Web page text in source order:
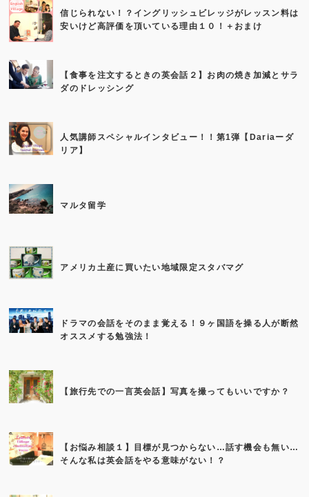
信じられない！？イングリッシュビレッジがレッスン料は
安いけど高評価を頂いている理由１０！＋おまけ
【食事を注文するときの英会話２】お肉の焼き加減とサラ
ダのドレッシング
人気講師スペシャルインタビュー！！第1弾【Dariaーダ
リア】
マルタ留学
アメリカ土産に買いたい地域限定スタバマグ
ドラマの会話をそのまま覚える！９ヶ国語を操る人が断然
オススメする勉強法！
【旅行先での一言英会話】写真を撮ってもいいですか？
【お悩み相談１】目標が見つからない…話す機会も無い…
そんな私は英会話をやる意味がない！？